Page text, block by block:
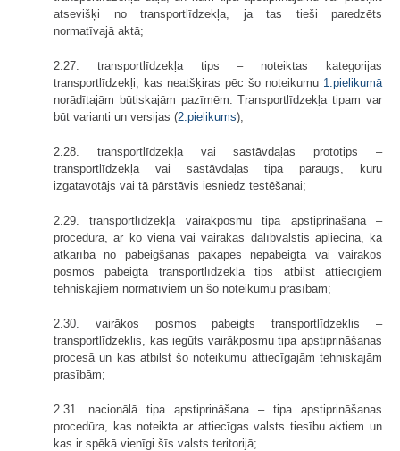
atsevišķi no transportlīdzekļa, ja tas tieši paredzēts
normatīvajā aktā;
2.27. transportlīdzekļa tips – noteiktas kategorijas
transportlīdzekļi, kas neatšķiras pēc šo noteikumu 1.pielikumā
norādītajām būtiskajām pazīmēm. Transportlīdzekļa tipam var
būt varianti un versijas (2.pielikums);
2.28. transportlīdzekļa vai sastāvdaļas prototips –
transportlīdzekļa vai sastāvdaļas tipa paraugs, kuru
izgatavotājs vai tā pārstāvis iesniedz testēšanai;
2.29. transportlīdzekļa vairākposmu tipa apstiprināšana –
procedūra, ar ko viena vai vairākas dalībvalstis apliecina, ka
atkarībā no pabeigšanas pakāpes nepabeigta vai vairākos
posmos pabeigta transportlīdzekļa tips atbilst attiecīgiem
tehniskajiem normatīviem un šo noteikumu prasībām;
2.30. vairākos posmos pabeigts transportlīdzeklis –
transportlīdzeklis, kas iegūts vairākposmu tipa apstiprināšanas
procesā un kas atbilst šo noteikumu attiecīgajām tehniskajām
prasībām;
2.31. nacionālā tipa apstiprināšana – tipa apstiprināšanas
procedūra, kas noteikta ar attiecīgas valsts tiesību aktiem un
kas ir spēkā vienīgi šīs valsts teritorijā;